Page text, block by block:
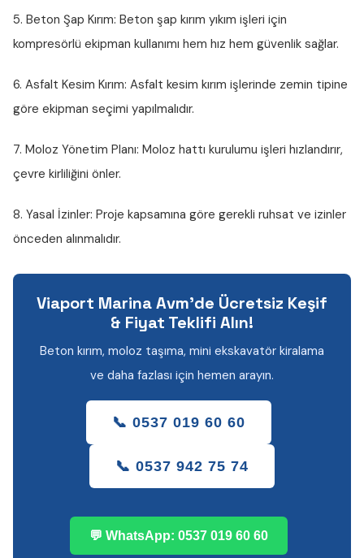
5. Beton Şap Kırım: Beton şap kırım yıkım işleri için
kompresörlü ekipman kullanımı hem hız hem güvenlik sağlar.
6. Asfalt Kesim Kırım: Asfalt kesim kırım işlerinde zemin tipine
göre ekipman seçimi yapılmalıdır.
7. Moloz Yönetim Planı: Moloz hattı kurulumu işleri hızlandırır,
çevre kirliliğini önler.
8. Yasal İzinler: Proje kapsamına göre gerekli ruhsat ve izinler
önceden alınmalıdır.
Viaport Marina Avm'de Ücretsiz Keşif
& Fiyat Teklifi Alın!
Beton kırım, moloz taşıma, mini ekskavatör kiralama
ve daha fazlası için hemen arayın.
📞 0537 019 60 60
📞 0537 942 75 74
💬 WhatsApp: 0537 019 60 60